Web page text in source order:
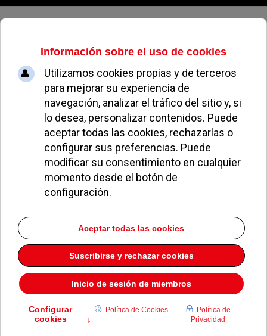
Viernes, 07 de agosto de 2026
Más de 500 escolares de Pozuelo
participan en la Muestra de
Música Navideña organizada por
el Ayuntamiento
ALEJANDRO MORENO NAVIDAD EN POZUELO 10 DICIEMBRE 2025